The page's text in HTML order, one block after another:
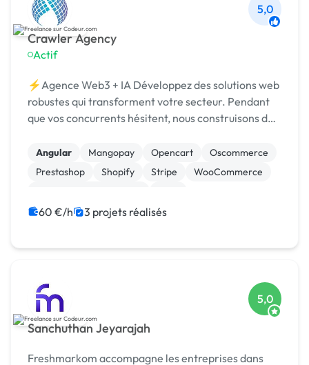
Crawler Agency
Actif
5,0
⚡Agence Web3 + IA Développez des solutions web
robustes qui transforment votre secteur. Pendant
que vos concurrents hésitent, nous construisons des
Angular Mangopay Opencart
Oscommerce
Prestashop
Shopify Stripe
WooCommerce
60 €/h 3 projets réalisés
Sanchuthan Jeyarajah
5,0
Freshmarkom accompagne les entreprises dans